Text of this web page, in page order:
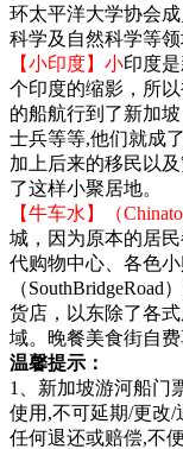
环太平洋大学协会
科学及自然科学等
【小印度】小印度
个印度的缩影，所
的船航行到了新加
士兵等等,他们就成
加上后来的移民以
了这样小聚居地。
【牛车水】（
城，因为原本的居
代购物中心、各色
（
货店，以东除了各
域。晚餐美食街自费
温馨提示：
1、新加坡游河船门
使用,不可延期/更改
任何退还或赔偿,不